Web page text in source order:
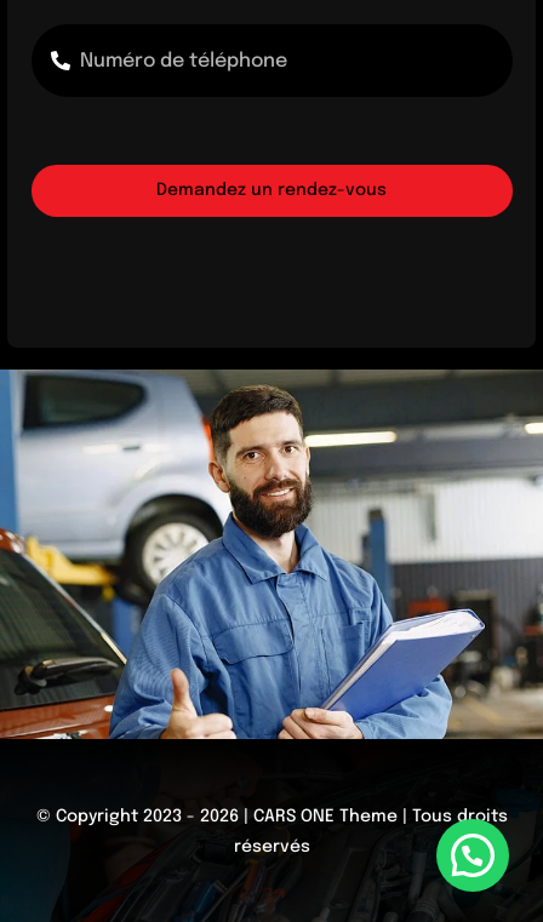
Demandez un rendez-vous
© Copyright 2023 - 2026 | CARS ONE Theme | Tous droits
réservés